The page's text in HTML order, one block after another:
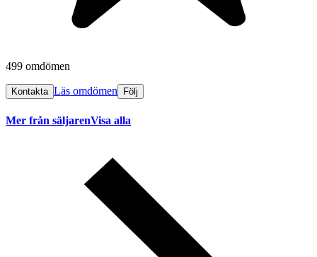
499 omdömen
Kontakta Läs omdömen Följ
Mer från säljarenVisa alla